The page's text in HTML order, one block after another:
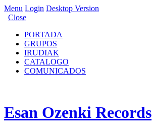
Menu Login Desktop Version
Close
PORTADA
GRUPOS
IRUDIAK
CATALOGO
COMUNICADOS
Esan Ozenki Records